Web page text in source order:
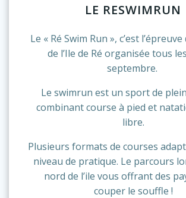
LE RESWIMRUN
Le « Ré Swim Run », c’est
de l’Ile de Ré organisée tous
septembre.
Le swimrun est un sport de
combinant course à pied et
libre.
Plusieurs formats de courses
niveau de pratique. Le parcours
nord de l’ile vous offrant des
couper le souffle !